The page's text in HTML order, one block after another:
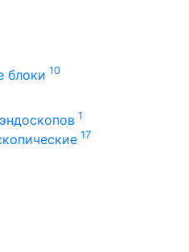
блоки 10
1
17